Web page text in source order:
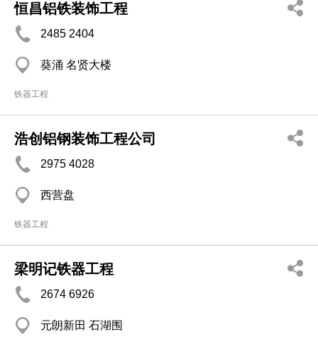
恒昌铝铁装饰工程
2485 2404
葵涌 名贤大楼
铁器工程
浩创铝钢装饰工程公司
2975 4028
西营盘
铁器工程
梁明记铁器工程
2674 6926
元朗新田 石湖围